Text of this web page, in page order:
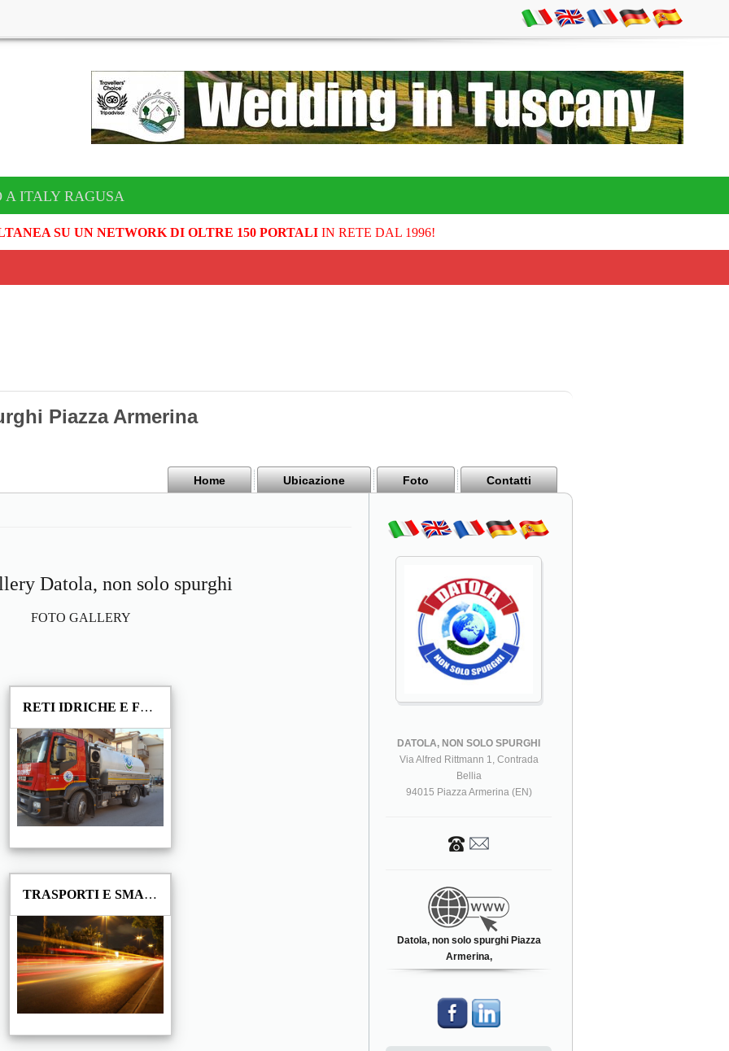
A ITALY RAGUSA
SU UN NETWORK DI OLTRE 150 PORTALIIN RETE DAL 1996!
Piazza Armerina
Home Ubicazione Foto Contatti
Datola, non solo spurghi
FOTO GALLERY
RETI IDRICHE E FOGNARIE
TRASPORTI E SMALTIMENTO
DATOLA, NON SOLO SPURGHI
Via Alfred Rittmann 1, Contrada
Bellia
94015 Piazza Armerina (EN)
Datola, non solo spurghi Piazza
Armerina,